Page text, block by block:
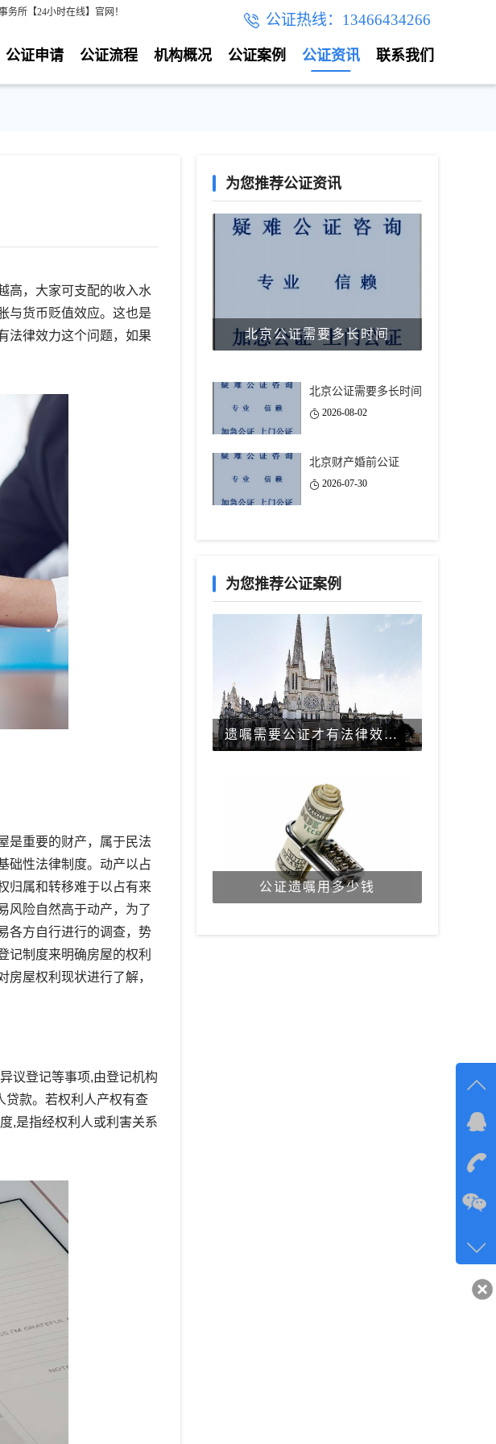
所【24小时在线】官网！ 公证热线：13466434266
联系我们
公证资讯
公证案例
机构概况
公证流程
公证申请
，大家可支配的收入水
与货币贬值效应。这也是
法律效力这个问题，如果
重要的财产，属于民法
础性法律制度。动产以占
归属和转移难于以占有来
风险自然高于动产，为了
各方自行进行的调查，势
记制度来明确房屋的权利
屋权利现状进行了解，
议登记等事项,由登记机构
贷款。若权利人产权有查
,是指经权利人或利害关系
为您推荐公证资讯
北京公证需要多长时间
北京公证需要多长时间
2026-08-02
北京财产婚前公证
2026-07-30
为您推荐公证案例
遗嘱需要公证才有法律效力吗？
公证遗嘱用多少钱
在线
咨询
客服